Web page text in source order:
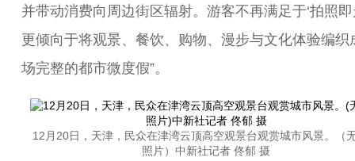
并带动消费向周边街区辐射。游客不再满足于‘拍照即
更倾向于将观景、餐饮、购物、漫步与文化体验编织
场完整的都市微度假”。
12月20日，天津，民众在津湾云顶高空观景台观赏城市风景。（
照片）中新社记者 佟郁 摄